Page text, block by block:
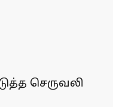
செருவலி